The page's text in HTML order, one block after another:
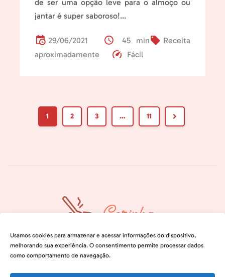
Usamos cookies para armazenar e acessar informações do dispositivo,
melhorando sua experiência. O consentimento permite processar dados
como comportamento de navegação.
de ser uma opção leve para o almoço ou
jantar é super saboroso!...
29/06/2021 Receita
45 min
aproximadamente
Fácil
1 2 3 … 11